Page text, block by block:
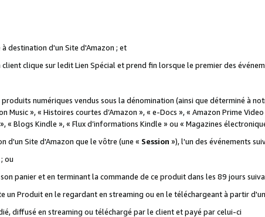
destination d'un Site d'Amazon ; et
clique sur ledit Lien Spécial et prend fin lorsque le premier des
numériques vendus sous la dénomination (ainsi que déterminé à
», « Histoires courtes d’Amazon », « e-Docs », « Amazon Prime
« Blogs Kindle », « Flux d’informations Kindle » ou « Magazines
d'un Site d'Amazon que le vôtre (une « Session »), l'un des événements
ou
panier et en terminant la commande de ce produit dans les 89 jours
Produit en le regardant en streaming ou en le téléchargeant à partir
diffusé en streaming ou téléchargé par le client et payé par celui-ci